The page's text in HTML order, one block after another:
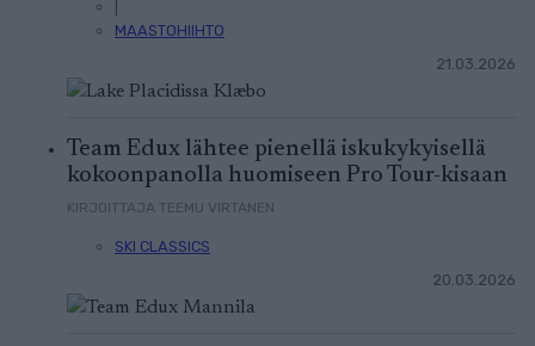
MAASTOHIIHTO
21.03.2026
Team Edux lähtee pienellä iskukykyisellä
kokoonpanolla huomiseen Pro Tour-kisaan
KIRJOITTAJA TEEMU VIRTANEN
SKI CLASSICS
20.03.2026